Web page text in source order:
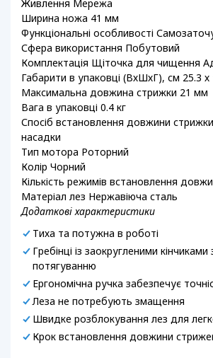
Живлення Мережа
Ширина ножа 41 мм
Функціональні особливості
Сфера використання Побутовий
Комплектація Щіточка для чищення
Габарити в упаковці (ВхШхГ), см 25.3 х
Максимальна довжина стрижки 21 мм
Вага в упаковці 0.4 кг
Спосіб встановлення довжини стрижки
насадки
Тип мотора Роторний
Колір Чорний
Кількість режимів встановлення
Матеріал лез Нержавіюча сталь
Додаткові характеристики
Тиха та потужна в роботі
Гребінці із заокругленими
потягуванню
Ергономічна ручка забезпечує
Леза не потребують змащення
Швидке розблокування лез для
Крок встановлення довжини